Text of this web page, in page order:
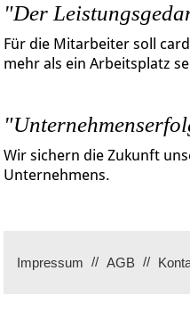
"Der
Für die Mitarbeiter soll
mehr als ein Arbeitsplatz
Wir sichern die Zukunft
Unternehmens.
Impressum AGB